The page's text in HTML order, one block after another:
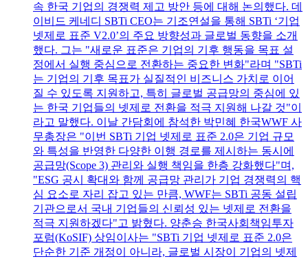
속 한국 기업의 경쟁력 제고 방안 등에 대해 논의했다. 데
이비드 케네디 SBTi CEO는 기조연설을 통해 SBTi ‘기업
넷제로 표준 V2.0’의 주요 방향성과 글로벌 동향을 소개
했다. 그는 "새로운 표준은 기업의 기후 행동을 목표 설
정에서 실행 중심으로 전환하는 중요한 변화"라며 "SBTi
는 기업의 기후 목표가 실질적인 비즈니스 가치로 이어
질 수 있도록 지원하고, 특히 글로벌 공급망의 중심에 있
는 한국 기업들의 넷제로 전환을 적극 지원해 나갈 것"이
라고 말했다. 이날 간담회에 참석한 박민혜 한국WWF 사
무총장은 "이번 SBTi 기업 넷제로 표준 2.0은 기업 규모
와 특성을 반영한 다양한 이행 경로를 제시하는 동시에
공급망(Scope 3) 관리와 실행 책임을 한층 강화했다"며,
"ESG 공시 확대와 함께 공급망 관리가 기업 경쟁력의 핵
심 요소로 자리 잡고 있는 만큼, WWF는 SBTi 공동 설립
기관으로서 국내 기업들의 신뢰성 있는 넷제로 전환을
적극 지원하겠다"고 밝혔다. 양춘승 한국사회책임투자
포럼(KoSIF) 상임이사는 "SBTi 기업 넷제로 표준 2.0은
단순한 기준 개정이 아니라, 글로벌 시장이 기업의 넷제